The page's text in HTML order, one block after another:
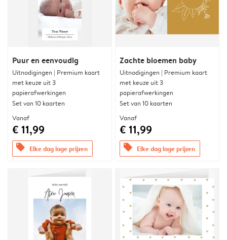
Puur en eenvoudig
Uitnodigingen | Premium kaart
met keuze uit 3
papierafwerkingen
Set van 10 kaarten
Vanaf
€ 11,99
offers Elke dag lage prijzen
Zachte bloemen baby
Uitnodigingen | Premium kaart
met keuze uit 3
papierafwerkingen
Set van 10 kaarten
Vanaf
€ 11,99
offers Elke dag lage prijzen